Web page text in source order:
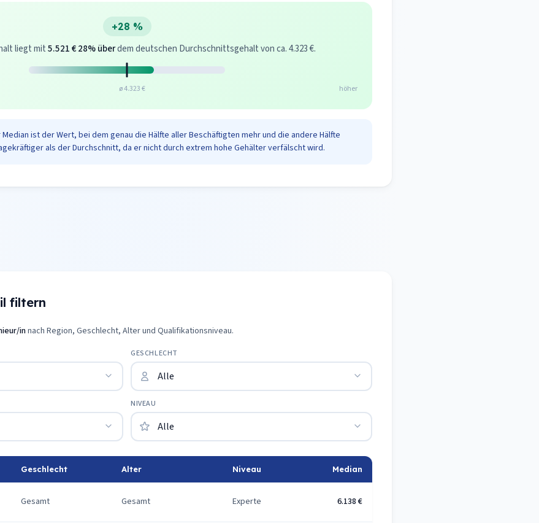
+28 %
liegt mit5.521 € 28% überdem deutschen Durchschnittsgehalt von ca. 4.323 €.
ø 4.323 € höher
Median ist der Wert, bei dem genau die Hälfte aller Beschäftigten mehr und die andere Hälfte
als der Durchschnitt, da er nicht durch extrem hohe Gehälter verfälscht wird.
filtern
innach Region, Geschlecht, Alter und Qualifikationsniveau.
GESCHLECHT
NIVEAU
Geschlecht Alter Niveau Median
Gesamt Gesamt Experte 6.138 €